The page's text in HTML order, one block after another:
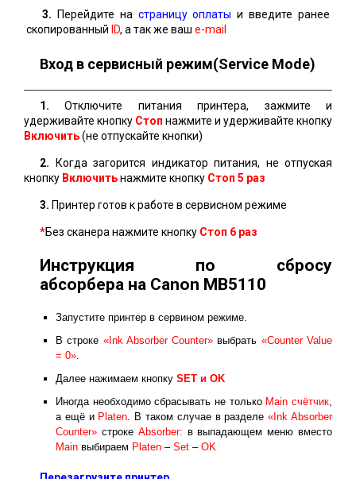
3. Перейдите на страницу оплаты и введите ранее
скопированный ID, а так же ваш e-mail
Вход в сервисный режим(Service Mode)
1. Отключите питания принтера, зажмите и
удерживайте кнопку Стоп нажмите и удерживайте кнопку
Включить(не отпускайте кнопки)
2. Когда загорится индикатор питания, не отпуская
кнопку Включитьнажмите кнопку Стоп 5 раз
3. Принтер готов к работе в сервисном режиме
*Без сканера нажмите кнопку Стоп 6 раз
Инструкция по сбросу
абсорбера на Canon MB5110
Запустите принтер в сервином режиме.
В строке «Ink Absorber Counter» выбрать «Counter Value
= 0».
Далее нажимаем кнопку SET и ОK
Иногда необходимо сбрасывать не только Main счётчик,
а ещё и Platen. В таком случае в разделе«Ink Absorber
Counter» строке Absorber: в выпадающем меню вместо
Main выбираем Platen – Set – OK